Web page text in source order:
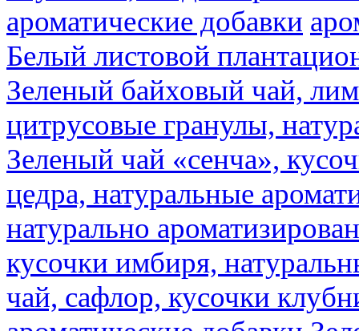
ароматические добавки
Белый листовой
Зеленый байховый чай,
цитрусовые гранулы,
Зеленый чай «сенча»,
цедра, натуральные
натурально
кусочки имбиря,
чай, сафлор, кусочки